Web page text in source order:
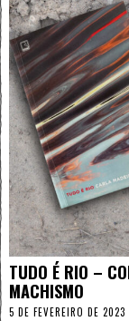
TUDO É RIO –
MACHISMO
5 DE FEVEREIRO DE 2023